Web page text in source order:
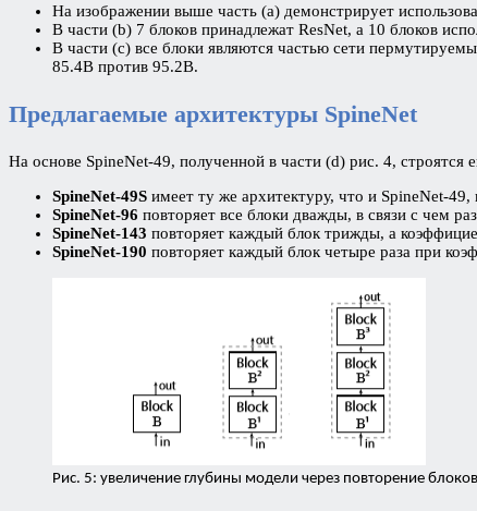
На изображении выше часть (a) демонстрирует
В части (b) 7 блоков принадлежат ResNet, а 10 блоков
В части (c) все блоки являются частью сети
85.4B против 95.2B.
Предлагаемые архитектуры SpineNet
На основе SpineNet-49, полученной в части (d) рис. 4, строятся
SpineNet-49S имеет ту же архитектуру, что и SpineNet-
SpineNet-96 повторяет все блоки дважды, в связи с чем
SpineNet-143 повторяет каждый блок трижды, а
SpineNet-190 повторяет каждый блок четыре раза при
Рис. 5: увеличение глубины модели через повторение